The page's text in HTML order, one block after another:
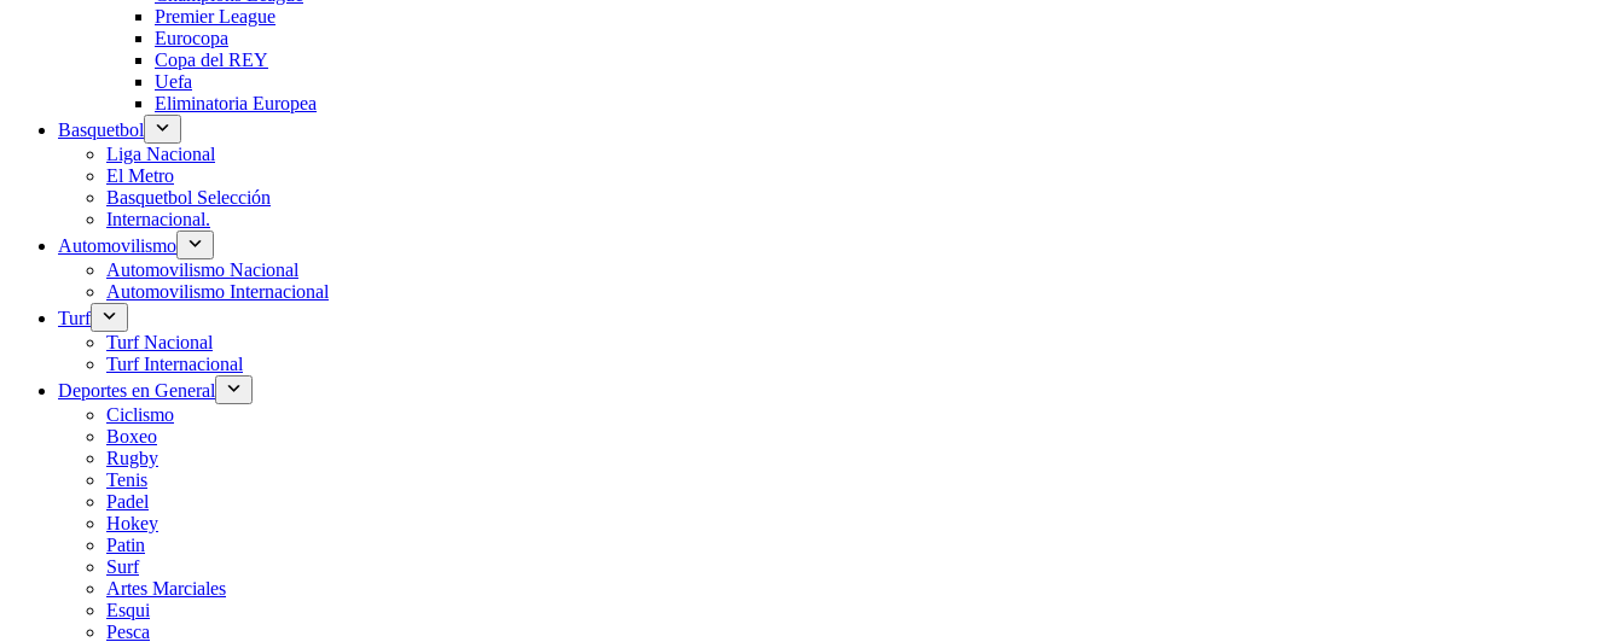
Premier League
Eurocopa
Copa del REY
Uefa
Eliminatoria Europea
Basquetbol
Liga Nacional
El Metro
Basquetbol Selección
Internacional.
Automovilismo
Automovilismo Nacional
Automovilismo Internacional
Turf
Turf Nacional
Turf Internacional
Deportes en General
Ciclismo
Boxeo
Rugby
Tenis
Padel
Hokey
Patin
Surf
Artes Marciales
Esqui
Pesca